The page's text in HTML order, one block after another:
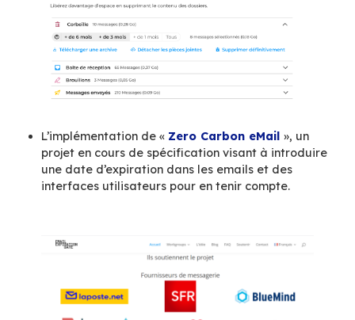
quand ils ne circulent pas. Il existe de
solutions capables de s’interfacer avec votre
messagerie pour vous permettre de gérer les
documents, comme
Talkspirit
GoFastpar exemple.
De son côté BlueMind vous permet de
automatiquement votre corbeilleà chaque
déconnexion. Ne laissez pas végéter des
qui pèsent lourd dans votre corbeille, faites le